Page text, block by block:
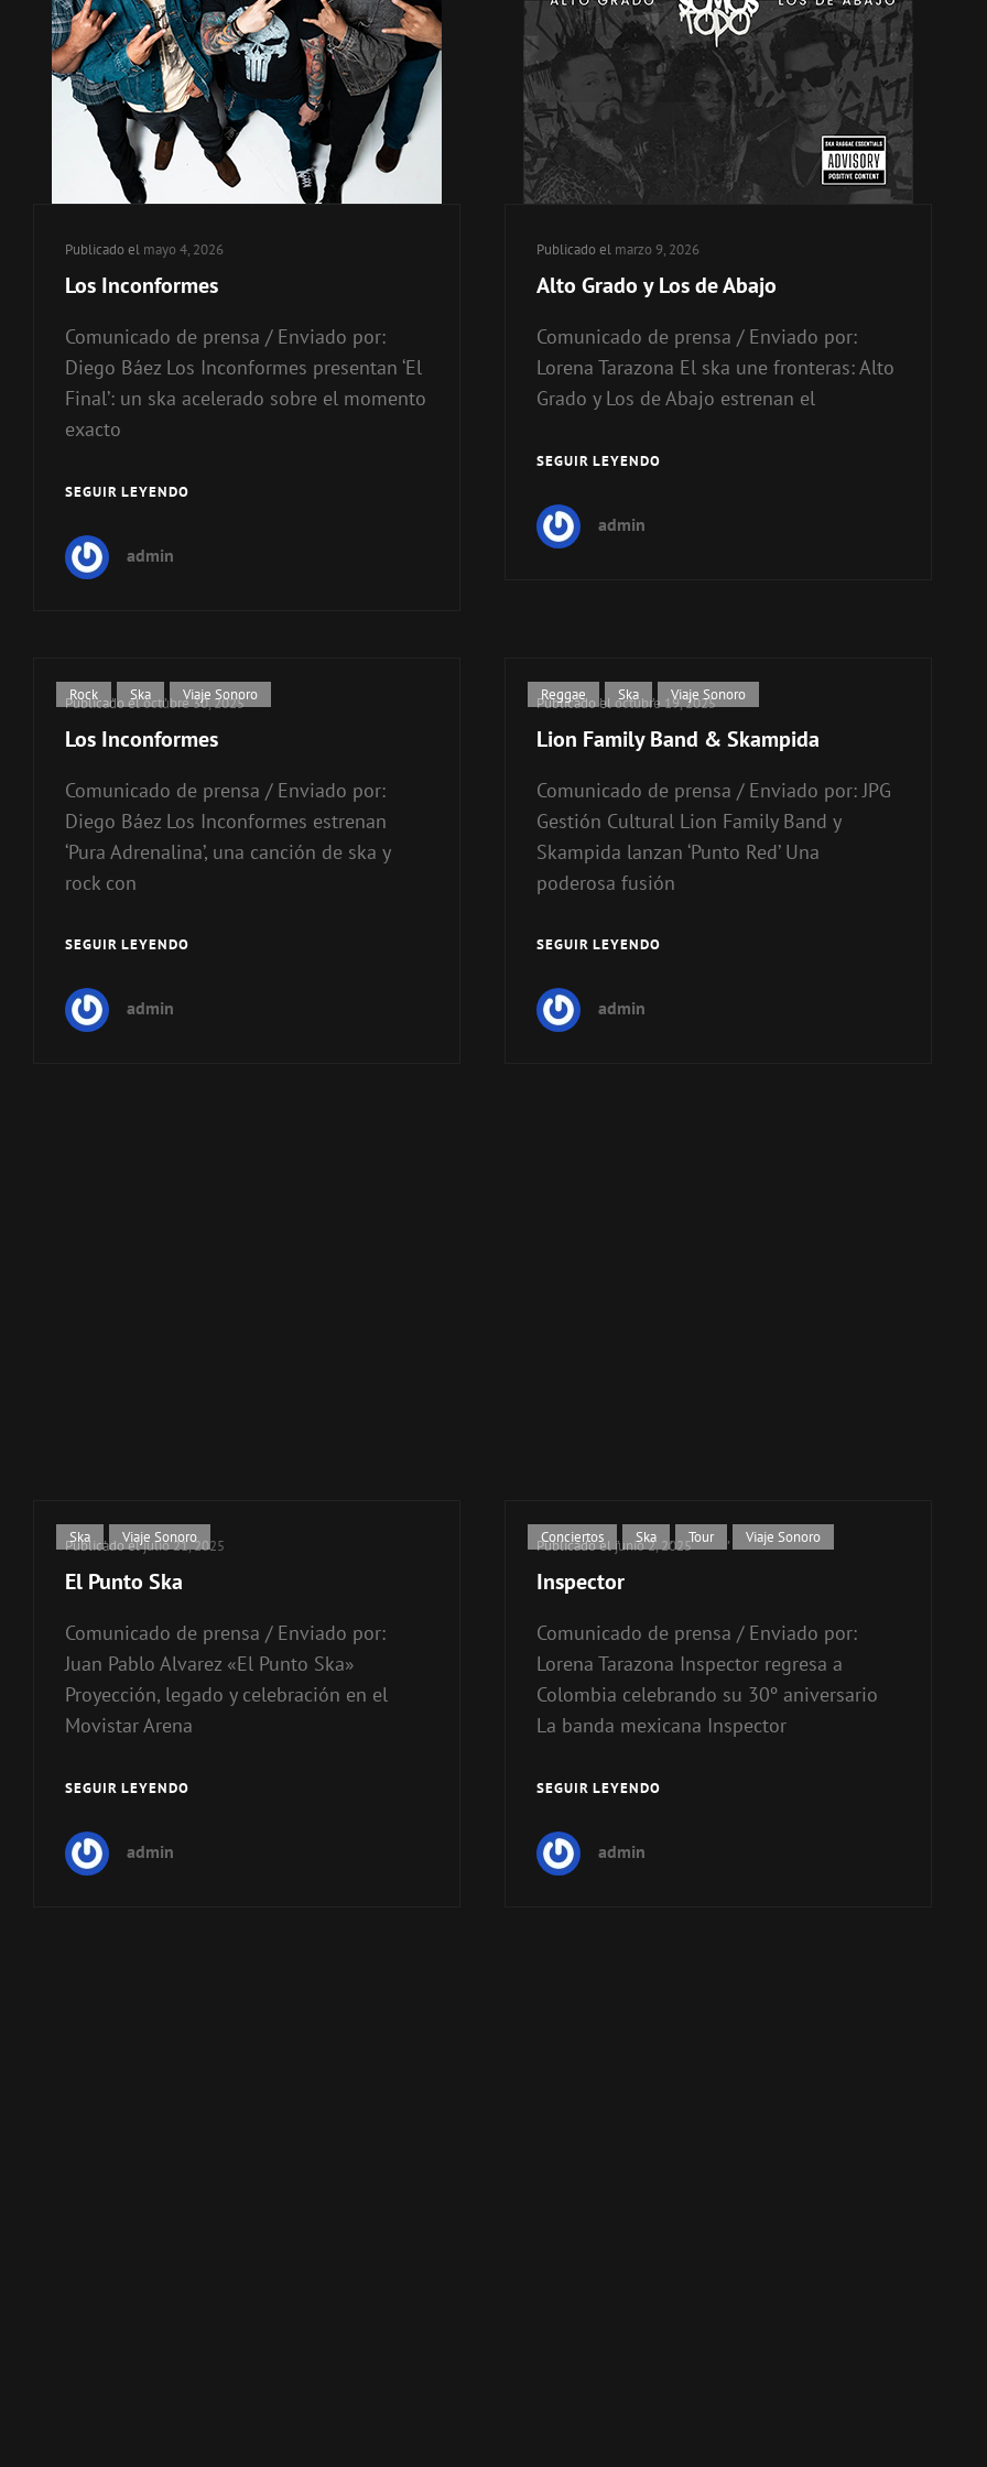
Publicado el mayo 4, 2026
Los Inconformes
Comunicado de prensa / Enviado por:
Diego Báez Los Inconformes presentan ‘El
Final’: un ska acelerado sobre el momento
exacto
SEGUIR LEYENDO
admin
Publicado el marzo 9, 2026
Alto Grado y Los de Abajo
Comunicado de prensa / Enviado por:
Lorena Tarazona El ska une fronteras: Alto
Grado y Los de Abajo estrenan el
SEGUIR LEYENDO
admin
Enlaces
categorías
Rock , Ska , Viaje Sonoro
Publicado eloctubre 30, 2025
Los Inconformes
Comunicado de prensa / Enviado por:
Diego Báez Los Inconformes estrenan
‘Pura Adrenalina’, una canción de ska y
rock con
SEGUIR LEYENDO
admin
Enlaces
categorías
Reggae , Ska , Viaje Sonoro
Publicado eloctubre 19, 2025
Lion Family Band & Skampida
Comunicado de prensa / Enviado por: JPG
Gestión Cultural Lion Family Band y
Skampida lanzan ‘Punto Red’ Una
poderosa fusión
SEGUIR LEYENDO
admin
Enlaces
categorías
Ska , Viaje Sonoro
Publicado eljulio 21, 2025
El Punto Ska
Comunicado de prensa / Enviado por:
Juan Pablo Alvarez «El Punto Ska»
Proyección, legado y celebración en el
Movistar Arena
SEGUIR LEYENDO
admin
Enlaces
categorías
Conciertos , Ska , Tour , Viaje Sonoro
Publicado eljunio 2, 2025
Inspector
Comunicado de prensa / Enviado por:
Lorena Tarazona Inspector regresa a
Colombia celebrando su 30º aniversario
La banda mexicana Inspector
SEGUIR LEYENDO
admin